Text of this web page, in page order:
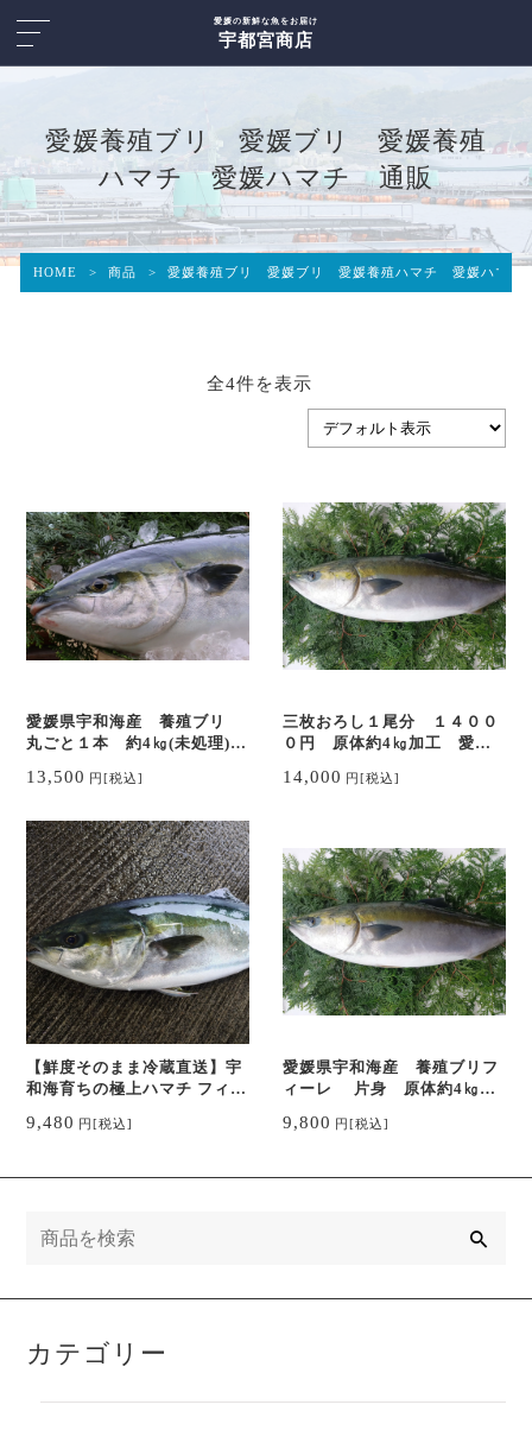
愛媛の新鮮な魚をお届け
宇都宮商店
愛媛養殖ブリ 愛媛ブリ 愛媛養殖
ハマチ 愛媛ハマチ 通販
HOME > 商品 > 愛媛養殖ブリ 愛媛ブリ 愛媛養殖ハマチ 愛媛ハマ
全4件を表示
愛媛県宇和海産 養殖ブリ
丸ごと１本 約4㎏(未処理)
身 ブリ照り ブリトロ
13,500 円[税込]
三枚おろし１尾分 １４００
０円 原体約4㎏加工 愛媛
レ 調理済み 真空パック
14,000 円[税込]
【鮮度そのまま冷蔵直送】宇
和海育ちの極上ハマチ フィー
真空パック
9,480 円[税込]
愛媛県宇和海産 養殖ブリフ
ィーレ 片身 原体約4㎏加
冷蔵
9,800 円[税込]
カテゴリー